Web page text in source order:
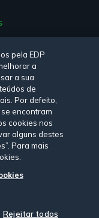
Política de cookies
Acessibilidade.
os direitos
pela EDP
a
a sua
de
Por defeito,
encontram
cookies nos
alguns destes
Para mais
Rejeitar todos